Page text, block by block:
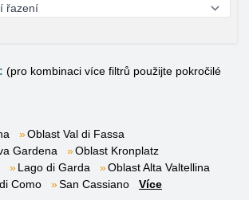
(pro kombinaci více filtrů použijte pokročilé
Oblast Val di Fassa
Gardena
Oblast Kronplatz
Lago di Garda
Oblast Alta Valtellina
Como San Cassiano
Více